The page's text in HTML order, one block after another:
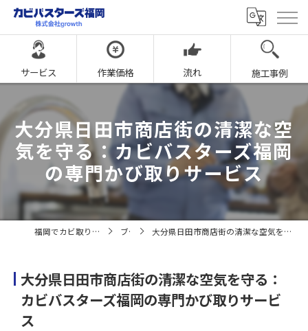
サービス 作業価格 流れ 施工事例
大分県日田市商店街の清潔な空
気を守る：カビバスターズ福岡
の専門かび取りサービス
福岡でカビ取りならカビバスターズ福岡 ブログ 大分県日田市商店街の清潔な空気を守る：カビバスターズ福岡の専門かび取りサービス
大分県日田市商店街の清潔な空気を守る：
カビバスターズ福岡の専門かび取りサービ
ス